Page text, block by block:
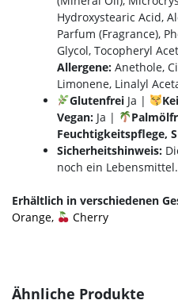
Hydroxystearic Acid,
Parfum (Fragrance),
Glycol, Tocopheryl
Allergene: Anethole,
Limonene, Linalyl
GlutenfreiJa |
Vegan: Ja |
Feuchtigkeitspflege,
Sicherheitshinweis:
noch ein Lebensmittel.
Erhältlich in verschiedenen
Orange,
Cherry
Ähnliche Produkte